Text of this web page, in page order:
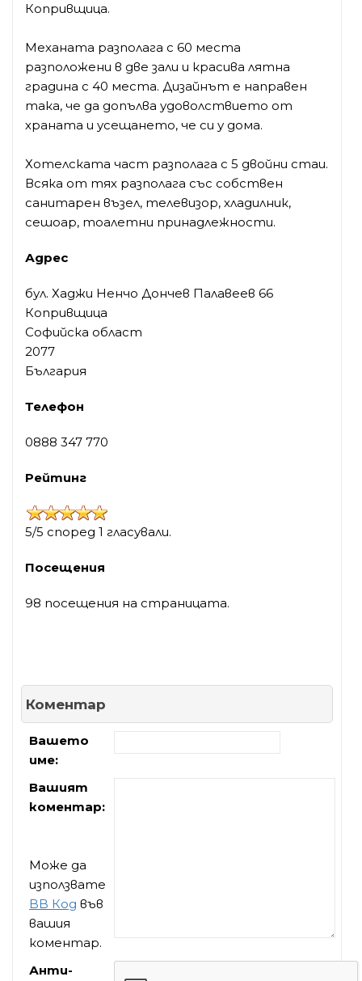
Копривщица.
Механата разполага с 60 места
разположени в две зали и красива лятна
градина с 40 места. Дизайнът е направен
така, че да допълва удоволствието от
храната и усещането, че си у дома.
Хотелската част разполага с 5 двойни стаи.
Всяка от тях разполага със собствен
санитарен възел, телевизор, хладилник,
сешоар, тоалетни принадлежности.
Адрес
бул. Хаджи Ненчо Дончев Палавеев 66
Копривщица
Софийска област
2077
България
Телефон
0888 347 770
Рейтинг
5/5 според 1 гласували.
Посещения
98 посещения на страницата.
Коментар
Вашето
име:
Вашият
коментар:
Може да
използвате
BB Код във
вашия
коментар.
Анти-